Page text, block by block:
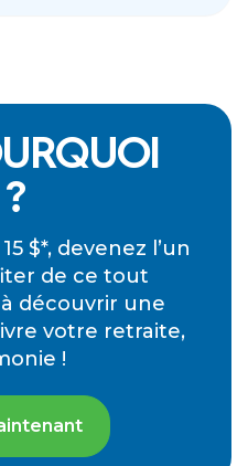
$*, devenez l’un
de ce tout
découvrir une
votre retraite,
!